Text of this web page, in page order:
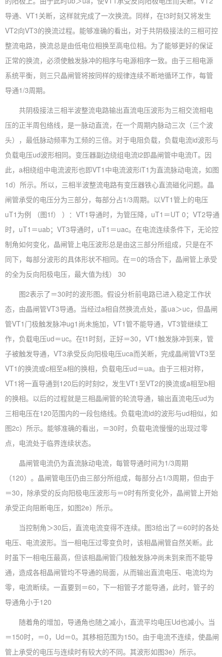
导通、VT1关断，这样就完成了一次换流。同样，在t3时刻又将发生
VT2向VT3的换流过程。能够准确的看出，对于共阴极接法的三相可控
整流电路，换流总是由低电位相换至高电位相。为了能够更好的保证
正常的换流，必须使触发脉冲的相序与电源相序一致。由于三相电源
系统平衡，则三只晶闸管将按同样的规律连续不断地循环工作，每管
导通1/3周期。
共阴极接法三相半波整流电路输出直流电压波形为三相交流相电
压的正半周包络线，是一脉动直流，在一个周期内脉动三次（三个波
头），最低脉动频率为工频的三倍。对于电阻负载，负载电流id波形与
负载电压ud波形相同。变压器副边绕组电流i2即晶闸管中电流iT。因
此，a相绕组中电流波形也即VT1中电流波形iT1为直流脉动电流，如图
1d）所示。所以，三相半波整流电路有变压器铁心直流磁化问题。晶
闸管承受的电压分为三部分，每部分占1/3周期。以VT1管上的电压
uT1为例 （图1f） ）：VT1导通时，为管压降，uT1＝UT 0；VT2导通
时，uT1＝uab；VT3导通时，uT1＝uac。在电流连续条件下，无论控
制角如何变化，晶闸管上电压波形总是由这三部分所组成，只是在不
同下，每部分波形的具体形状不相同。在＝0的场合下，晶闸管上承受
的全为反向阳极电压，最大值为线） 30
图2表示了＝30时的波形图。假设分析前电路已进入稳定工作状
态，由晶闸管VT3导通。当经过a相自然换流点处，虽ua＞uc，但晶闸
管VT1门极触发脉冲ug1尚未施加，VT1管不能导通，VT3管继续工
作，负载电压ud＝uc。在t1时刻，正好＝30，VT1触发脉冲到来，管
子被触发导通，VT3承受反向阳极电压uca而关断，完成晶闸管VT3至
VT1的换流或c相至a相的换相，负载电压ud＝ua。由于三相对称，
VT1将一直导通到120后的时刻t2，发生VT1至VT2的换流或a相至b相
的换相。以后的过程就是三相晶闸管的轮流导通，输出直流电压ud为
三相电压在120范围内的一段包络线。负载电流id的波形与ud相似，如
图2c）所示。能够准确的看出，＝30时，负载电流慢慢的出现过零
点，电流处于临界连续状态。
晶闸管电流仍为直流脉动电流，每管导通时间为1/3周期
（120）。晶闸管电压仍由三部分所组成，每部分占1/3周期，但由于
＝30，除承受的反向阳极电压波形与＝0时有所变化外，晶闸管上开始
承受正向阻断电压，如图2e）所示。
当控制角＞30后，直流电流变得不连续。图3给出了＝60时的各处
电压、电流波形。当一相电压过零变负时，该相晶闸管自然关断。此
时虽下一相电压最高，但该相晶闸管门极触发脉冲尚未到来而不能导
通，造成各相晶闸管均不导通的局面，从而输出直流电压、电流均为
零，电流断续。一直要到＝60，下一相管子才能导通，此时，管子的
导通角小于120
随着角的增加，导通角也随之减小，直流平均电压Ud也减小。当
＝150时，＝0，Ud＝0。其移相范围为150。由于电流不连续，使晶闸
管上承受的电压与连续时有较大的不同。其波形如图3e）所示。